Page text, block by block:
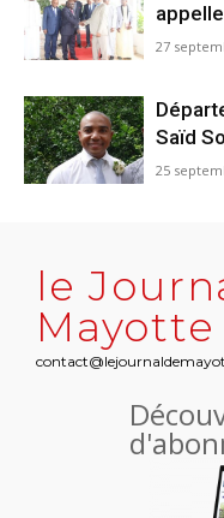
27
Saïd
25
le
Mayotte